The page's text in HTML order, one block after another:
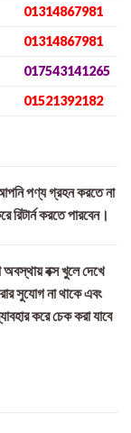
01314867981
01314867981
017543141265
01521392182
পণ্য গ্রহন করতে না
রিটার্ন করতে পারবেন।
অবস্থায় বক্স খুলে দেখে
সুযোগ না থাকে এবং
করে চেক করা যাবে